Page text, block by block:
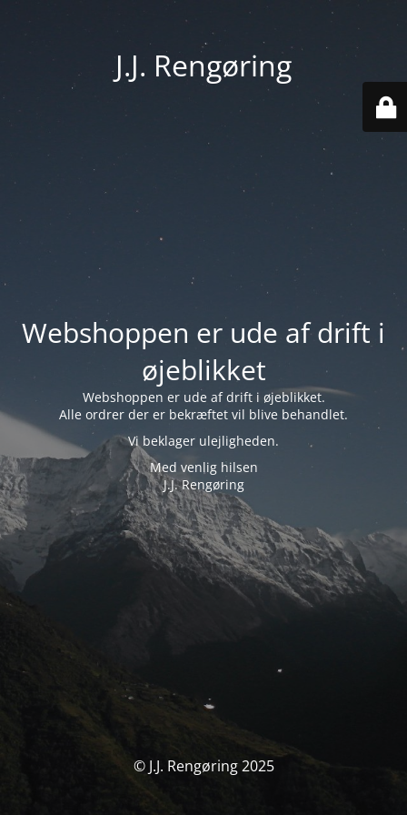
J.J. Rengøring
Webshoppen er ude af drift i
øjeblikket
Webshoppen er ude af drift i øjeblikket.
Alle ordrer der er bekræftet vil blive behandlet.
Vi beklager ulejligheden.
Med venlig hilsen
J.J. Rengøring
© J.J. Rengøring 2025